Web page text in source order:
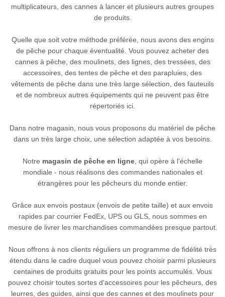
multiplicateurs, des cannes à lancer et plusieurs autres groupes
de produits.
Quelle que soit votre méthode préférée, nous avons des engins
de pêche pour chaque éventualité. Vous pouvez acheter des
cannes à pêche, des moulinets, des lignes, des tressées, des
accessoires, des tentes de pêche et des parapluies, des
vêtements de pêche dans une très large sélection, des fauteuils
et de nombreux autres équipements qui ne peuvent pas être
répertoriés ici.
Dans notre magasin, nous vous proposons du matériel de pêche
dans un très large choix, une sélection adaptée à vos besoins.
Notre magasin de pêche en ligne , qui opère à l'échelle
mondiale - nous réalisons des commandes nationales et
étrangères pour les pêcheurs du monde entier.
Grâce aux envois postaux (envois de petite taille) et aux envois
rapides par courrier FedEx, UPS ou GLS, nous sommes en
mesure de livrer les marchandises commandées presque partout.
Nous offrons à nos clients réguliers un programme de fidélité très
étendu dans le cadre duquel vous pouvez choisir parmi plusieurs
centaines de produits gratuits pour les points accumulés. Vous
pouvez choisir toutes sortes d'accessoires pour les pêcheurs, des
leurres, des guides, ainsi que des cannes et des moulinets pour